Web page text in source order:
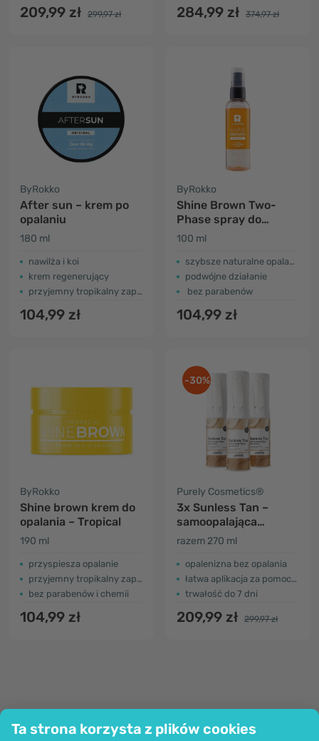
Ta strona korzysta z plików cookies
209,99 zł 299,97 zł 284,99 zł 374,97 zł
ByRokko
After sun – krem po
opalaniu
180 ml
nawilża i koi
krem regenerujący
przyjemny tropikalny zapach
104,99 zł
ByRokko
Shine Brown Two-
Phase spray do
opalania
100 ml
szybsze naturalne opalanie
podwójne działanie
bez parabenów
104,99 zł
ByRokko
Shine brown krem do
opalania – Tropical
190 ml
przyspiesza opalanie
przyjemny tropikalny zapach
bez parabenów i chemii
104,99 zł
-30%
Purely Cosmetics®
3x Sunless Tan –
samoopalająca
mgiełka do ciała
razem 270 ml
opalenizna bez opalania
łatwa aplikacja za pomocą sprayu
trwałość do 7 dni
209,99 zł 299,97 zł